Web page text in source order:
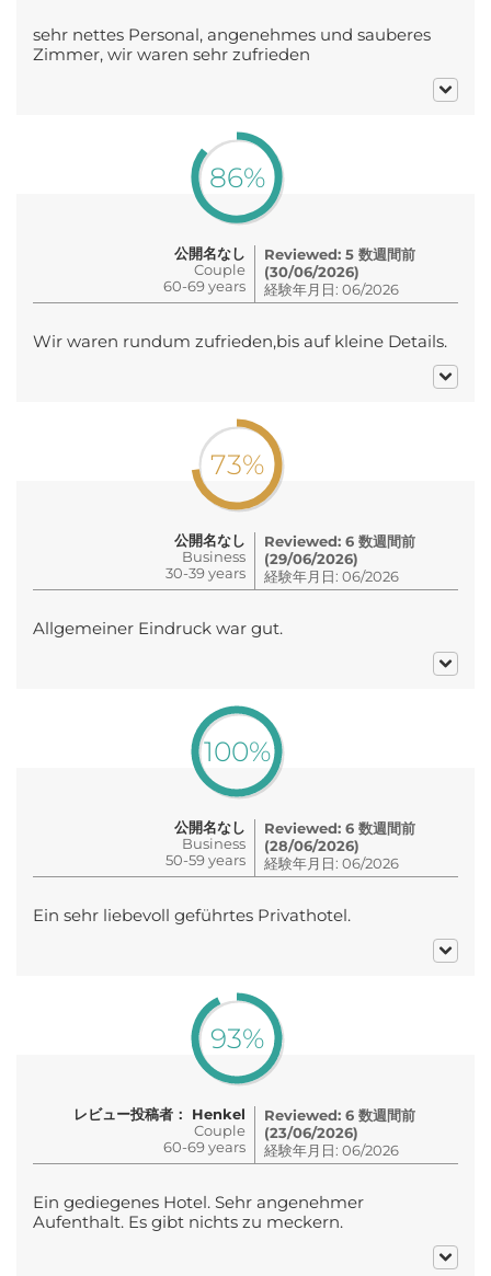
sehr nettes Personal, angenehmes und sauberes
Zimmer, wir waren sehr zufrieden
86%
公開名なし
Couple
60-69 years
Reviewed: 5 数週間前
(30/06/2026)
経験年月日: 06/2026
Wir waren rundum zufrieden,bis auf kleine Details.
73%
公開名なし
Business
30-39 years
Reviewed: 6 数週間前
(29/06/2026)
経験年月日: 06/2026
Allgemeiner Eindruck war gut.
100%
公開名なし
Business
50-59 years
Reviewed: 6 数週間前
(28/06/2026)
経験年月日: 06/2026
Ein sehr liebevoll geführtes Privathotel.
93%
レビュー投稿者： Henkel
Couple
60-69 years
Reviewed: 6 数週間前
(23/06/2026)
経験年月日: 06/2026
Ein gediegenes Hotel. Sehr angenehmer
Aufenthalt. Es gibt nichts zu meckern.